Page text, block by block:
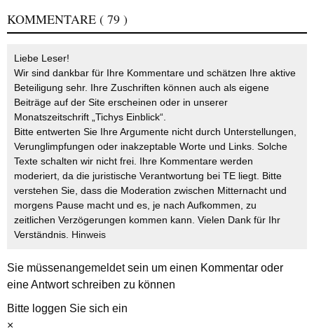
KOMMENTARE ( 79 )
Liebe Leser!
Wir sind dankbar für Ihre Kommentare und schätzen Ihre aktive
Beteiligung sehr. Ihre Zuschriften können auch als eigene
Beiträge auf der Site erscheinen oder in unserer
Monatszeitschrift „Tichys Einblick“.
Bitte entwerten Sie Ihre Argumente nicht durch Unterstellungen,
Verunglimpfungen oder inakzeptable Worte und Links. Solche
Texte schalten wir nicht frei. Ihre Kommentare werden
moderiert, da die juristische Verantwortung bei TE liegt. Bitte
verstehen Sie, dass die Moderation zwischen Mitternacht und
morgens Pause macht und es, je nach Aufkommen, zu
zeitlichen Verzögerungen kommen kann. Vielen Dank für Ihr
Verständnis. Hinweis
Sie müssenangemeldetsein um einen Kommentar oder
eine Antwort schreiben zu können
Bitte loggen Sie sich ein
×